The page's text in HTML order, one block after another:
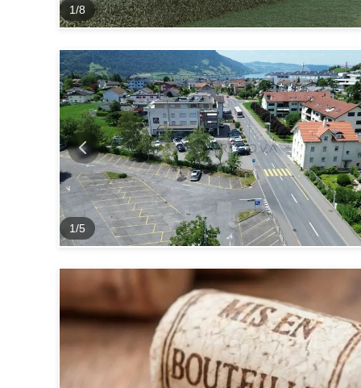
1/8
1/5